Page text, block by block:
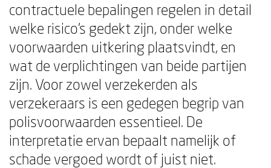
contractuele bepalingen regelen in detail
welke risico's gedekt zijn, onder welke
voorwaarden uitkering plaatsvindt, en
wat de verplichtingen van beide partijen
zijn. Voor zowel verzekerden als
verzekeraars is een gedegen begrip van
polisvoorwaarden essentieel. De
interpretatie ervan bepaalt namelijk of
schade vergoed wordt of juist niet.